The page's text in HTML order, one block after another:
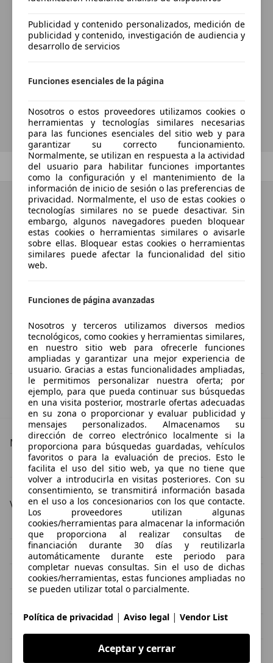
¿Desea ser informado
automáticamente sobre vehículos
Guardar búsqueda
Anterior 1/1 Siguiente
IVA deducible
Esta información la proporciona el proveedor del certificado.
Más detalles
Porsche 911
Versión
Porsche 911 2.2
Porsche 911 2.4
Porsche 911 3.0-targa
Porsche 911 3.2
Porsche 911 4-carrera
Porsche 911 4 Gts
Porsche 911 911-turbo-s
Porsche 911 930
Porsche 911 991
Publicidad y contenido personalizados, medición de
publicidad y contenido, investigación de audiencia y
desarrollo de servicios
Funciones esenciales de la página
Nosotros o estos proveedores utilizamos cookies o
herramientas y tecnologías similares necesarias
para las funciones esenciales del sitio web y para
garantizar su correcto funcionamiento.
Normalmente, se utilizan en respuesta a la actividad
del usuario para habilitar funciones importantes
como la configuración y el mantenimiento de la
información de inicio de sesión o las preferencias de
privacidad. Normalmente, el uso de estas cookies o
tecnologías similares no se puede desactivar. Sin
embargo, algunos navegadores pueden bloquear
estas cookies o herramientas similares o avisarle
sobre ellas. Bloquear estas cookies o herramientas
similares puede afectar la funcionalidad del sitio
web.
Funciones de página avanzadas
Nosotros y terceros utilizamos diversos medios
tecnológicos, como cookies y herramientas similares,
en nuestro sitio web para ofrecerle funciones
ampliadas y garantizar una mejor experiencia de
usuario. Gracias a estas funcionalidades ampliadas,
le permitimos personalizar nuestra oferta; por
ejemplo, para que pueda continuar sus búsquedas
en una visita posterior, mostrarle ofertas adecuadas
en su zona o proporcionar y evaluar publicidad y
mensajes personalizados. Almacenamos su
dirección de correo electrónico localmente si la
proporciona para búsquedas guardadas, vehículos
favoritos o para la evaluación de precios. Esto le
facilita el uso del sitio web, ya que no tiene que
volver a introducirla en visitas posteriores. Con su
consentimiento, se transmitirá información basada
en el uso a los concesionarios con los que contacte.
Los proveedores utilizan algunas
cookies/herramientas para almacenar la información
que proporciona al realizar consultas de
financiación durante 30 días y reutilizarla
automáticamente durante este periodo para
completar nuevas consultas. Sin el uso de dichas
cookies/herramientas, estas funciones ampliadas no
se pueden utilizar total o parcialmente.
Política de privacidad | Aviso legal | Vendor List
Aceptar y cerrar